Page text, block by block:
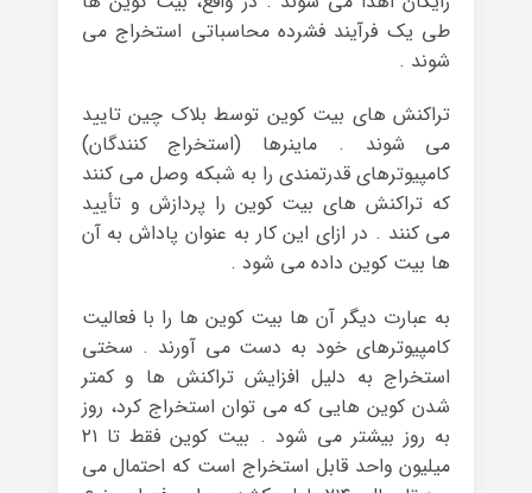
طی یک فرآیند فشرده محاسباتی استخراج می
شوند .
تراکنش های بیت کوین توسط بلاک چین تایید
می شوند . ماینرها (استخراج کنندگان)
کامپیوترهای قدرتمندی را به شبکه وصل می کنند
که تراکنش های بیت کوین را پردازش و تأیید
می کنند . در ازای این کار به عنوان پاداش به آن
ها بیت کوین داده می شود .
به عبارت دیگر آن ها بیت کوین ها را با فعالیت
کامپیوترهای خود به دست می آورند . سختی
استخراج به دلیل افزایش تراکنش ها و کمتر
شدن کوین هایی که می توان استخراج کرد، روز
به روز بیشتر می شود . بیت کوین فقط تا ۲۱
میلیون واحد قابل استخراج است که احتمال می